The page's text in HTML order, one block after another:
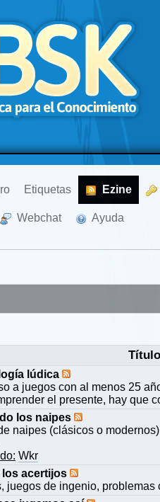
Etiquetas Ezine
Webchat Ayuda
Título
lúdica
a juegos con al menos 25
el presente, hay que
los naipes
naipes (clásicos o
Wkr
los acertijos
juegos de ingenio,